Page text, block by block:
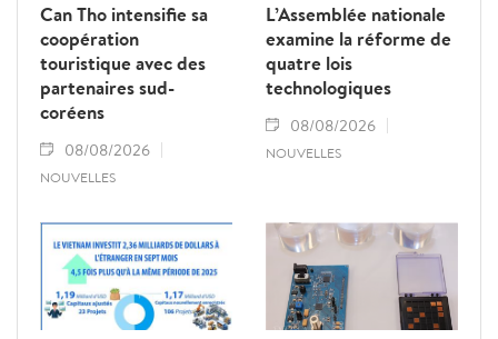
Can Tho intensifie sa
coopération
touristique avec des
partenaires sud-
coréens
08/08/2026
NOUVELLES
L’Assemblée nationale
examine la réforme de
quatre lois
technologiques
08/08/2026
NOUVELLES